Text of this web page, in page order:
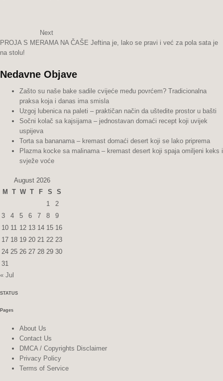
Next
PROJA S MERAMA NA ČAŠE Jeftina je, lako se pravi i već za pola sata je
na stolu!
Nedavne Objave
Zašto su naše bake sadile cvijeće među povrćem? Tradicionalna
praksa koja i danas ima smisla
Uzgoj lubenica na paleti – praktičan način da uštedite prostor u bašti
Sočni kolač sa kajsijama – jednostavan domaći recept koji uvijek
uspijeva
Torta sa bananama – kremast domaći desert koji se lako priprema
Plazma kocke sa malinama – kremast desert koji spaja omiljeni keks i
svježe voće
August 2026
M
T W T F S
S
1
2
3
4 5 6 7 8
9
10 11 12 13 14 15 16
17 18 19 20 21 22 23
24 25 26 27 28 29 30
31
« Jul
STATUS
Pages
About Us
Contact Us
DMCA / Copyrights Disclaimer
Privacy Policy
Terms of Service